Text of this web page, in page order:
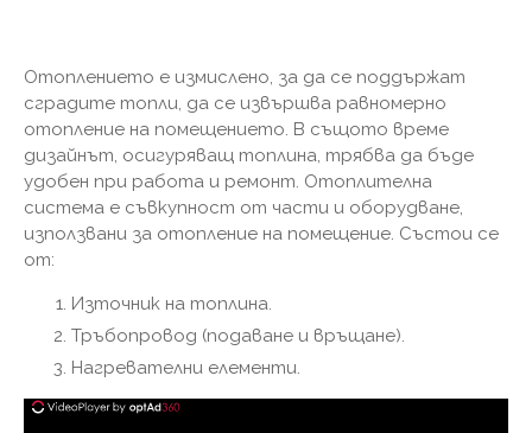
Отоплението е измислено, за да се поддържат
сградите топли, да се извършва равномерно
отопление на помещението. В същото време
дизайнът, осигуряващ топлина, трябва да бъде
удобен при работа и ремонт. Отоплителна
система е съвкупност от части и оборудване,
използвани за отопление на помещение. Състои се
от:
Източник на топлина.
Тръбопровод (подаване и връщане).
Нагревателни елементи.